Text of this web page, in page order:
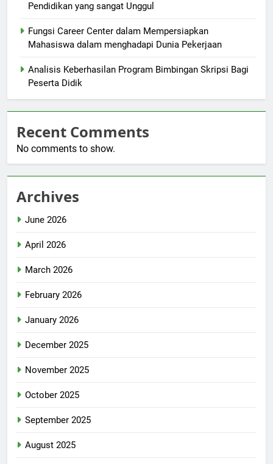
Pendidikan yang sangat Unggul
Fungsi Career Center dalam Mempersiapkan
Mahasiswa dalam menghadapi Dunia Pekerjaan
Analisis Keberhasilan Program Bimbingan Skripsi Bagi
Peserta Didik
Recent Comments
No comments to show.
Archives
June 2026
April 2026
March 2026
February 2026
January 2026
December 2025
November 2025
October 2025
September 2025
August 2025